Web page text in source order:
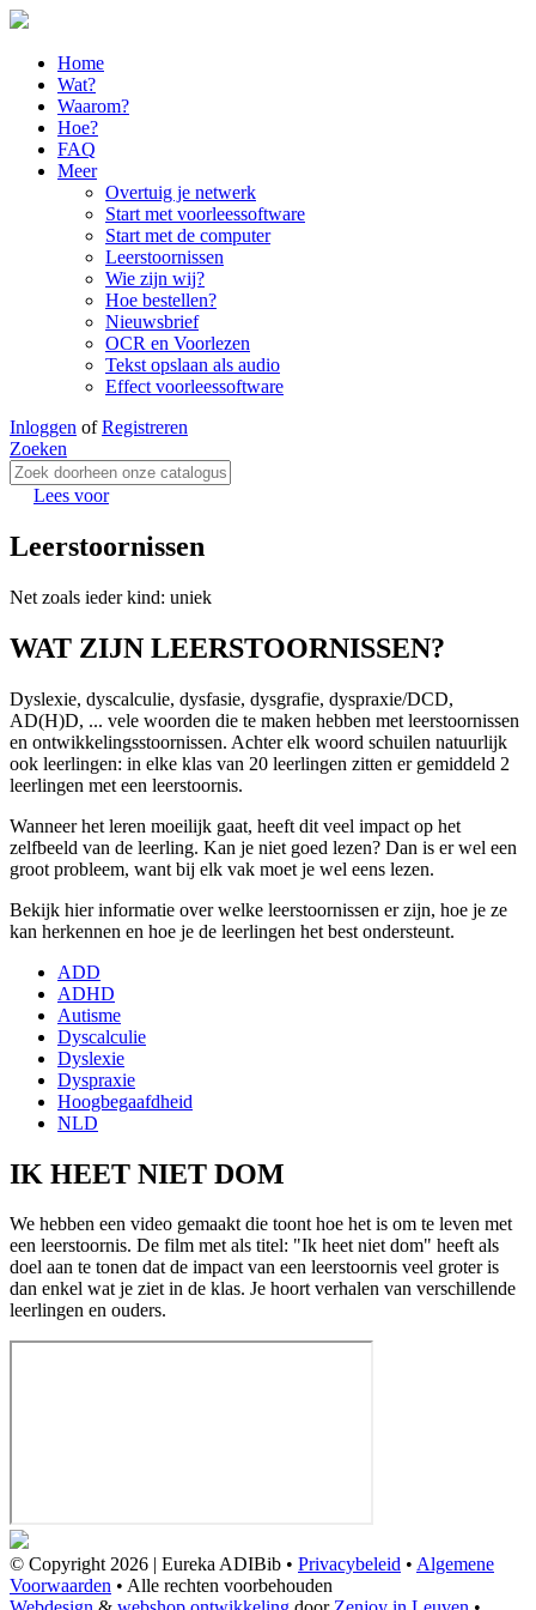
Home
Wat?
Waarom?
Hoe?
FAQ
Meer
Overtuig je netwerk
Start met voorleessoftware
Start met de computer
Leerstoornissen
Wie zijn wij?
Hoe bestellen?
Nieuwsbrief
OCR en Voorlezen
Tekst opslaan als audio
Effect voorleessoftware
Inloggen ofRegistreren
Zoeken
Lees voor
Leerstoornissen
Net zoals ieder kind: uniek
WAT ZIJN LEERSTOORNISSEN?
Dyslexie, dyscalculie, dysfasie, dysgrafie, dyspraxie/DCD,
AD(H)D, ... vele woorden die te maken hebben met leerstoornissen
en ontwikkelingsstoornissen. Achter elk woord schuilen natuurlijk
ook leerlingen: in elke klas van 20 leerlingen zitten er gemiddeld 2
leerlingen met een leerstoornis.
Wanneer het leren moeilijk gaat, heeft dit veel impact op het
zelfbeeld van de leerling. Kan je niet goed lezen? Dan is er wel een
groot probleem, want bij elk vak moet je wel eens lezen.
Bekijk hier informatie over welke leerstoornissen er zijn, hoe je ze
kan herkennen en hoe je de leerlingen het best ondersteunt.
ADD
ADHD
Autisme
Dyscalculie
Dyslexie
Dyspraxie
Hoogbegaafdheid
NLD
IK HEET NIET DOM
We hebben een video gemaakt die toont hoe het is om te leven met
een leerstoornis. De film met als titel: "Ik heet niet dom" heeft als
doel aan te tonen dat de impact van een leerstoornis veel groter is
dan enkel wat je ziet in de klas. Je hoort verhalen van verschillende
leerlingen en ouders.
© Copyright 2026 | Eureka ADIBib • Privacybeleid • Algemene
Voorwaarden • Alle rechten voorbehouden